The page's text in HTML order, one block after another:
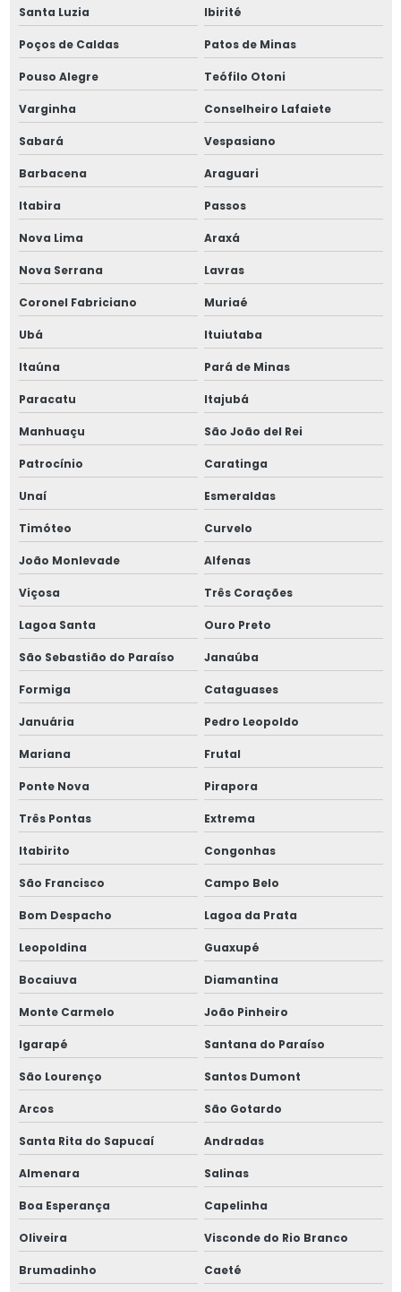
Parafuso corpo retificado m4
Parafuso corpo retificado m6
Parafuso retificado m5
Parafusos allen 6mm
Parafusos allen 8mm
Parafusos allen 9 16
Parafusos allen sem cabeça 1 2
Parafusos allen sem cabeça 3 8
Parafusos allen cabeça cilíndrica
Parafusos allen sem cabeça m5
Parafusos allen sem cabeça m6
Parafusos allen sem cabeça m8
Parafusos allen especiais
Parafusos industriais
Pino elástico 4mm
Pino elástico 6mm
Pino elástico 8x80
Pino guia 6325
Pino guia 7979
Pinos entalhados
Pinos entalhados 8x80
Pinos extratores
Pinos de guia retificados
Porca especial
Porca de fixação km 10
Santa Luzia Ibirité
Poços de Caldas Patos de Minas
Pouso Alegre Teófilo Otoni
Varginha Conselheiro Lafaiete
Sabará Vespasiano
Barbacena Araguari
Itabira Passos
Nova Lima Araxá
Nova Serrana Lavras
Coronel Fabriciano Muriaé
Ubá Ituiutaba
Itaúna Pará de Minas
Paracatu Itajubá
Manhuaçu São João del Rei
Patrocínio Caratinga
Unaí Esmeraldas
Timóteo Curvelo
João Monlevade Alfenas
Viçosa Três Corações
Lagoa Santa Ouro Preto
São Sebastião do Paraíso Janaúba
Formiga Cataguases
Januária Pedro Leopoldo
Mariana Frutal
Ponte Nova Pirapora
Três Pontas Extrema
Itabirito Congonhas
São Francisco Campo Belo
Bom Despacho Lagoa da Prata
Leopoldina Guaxupé
Bocaiuva Diamantina
Monte Carmelo João Pinheiro
Igarapé Santana do Paraíso
São Lourenço Santos Dumont
Arcos São Gotardo
Santa Rita do Sapucaí Andradas
Almenara Salinas
Boa Esperança Capelinha
Oliveira Visconde do Rio Branco
Brumadinho Caeté